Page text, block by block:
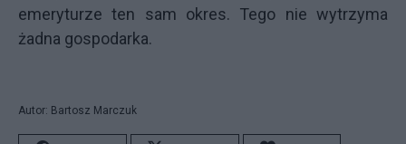
emeryturze ten sam okres. Tego nie wytrzyma
żadna gospodarka.
Autor: Bartosz Marczuk